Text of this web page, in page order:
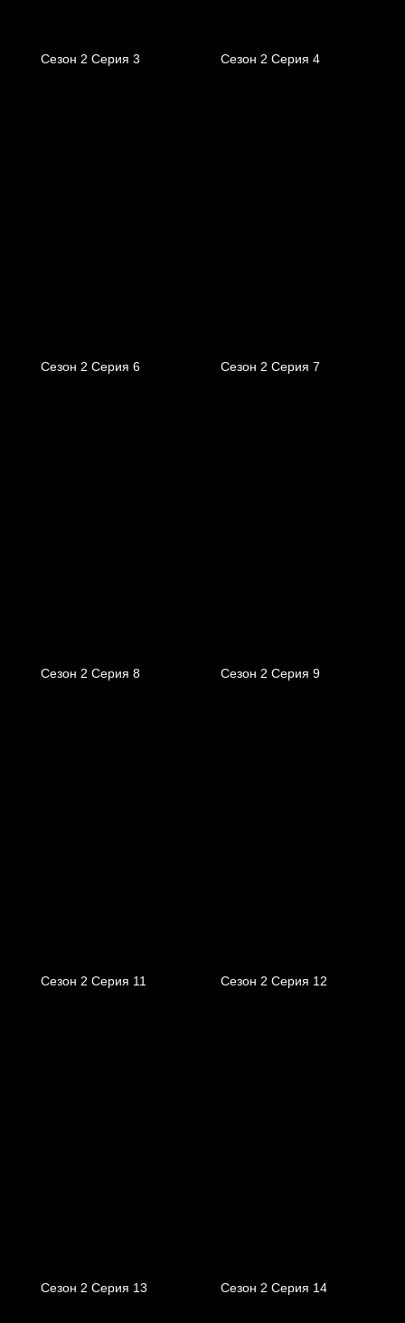
Сезон 2 Серия 3 Сезон 2 Серия 4
Сезон 2 Серия 6 Сезон 2 Серия 7
Сезон 2 Серия 8 Сезон 2 Серия 9
Сезон 2 Серия 11 Сезон 2 Серия 12
Сезон 2 Серия 13 Сезон 2 Серия 14